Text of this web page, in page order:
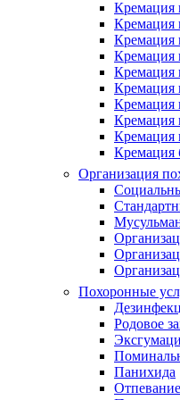
Кремация
Кремация
Кремация
Кремация
Кремация
Кремация
Кремация
Кремация
Кремация
Кремация
Организация
Похоронные
Родовое
Панихида
Отпевание